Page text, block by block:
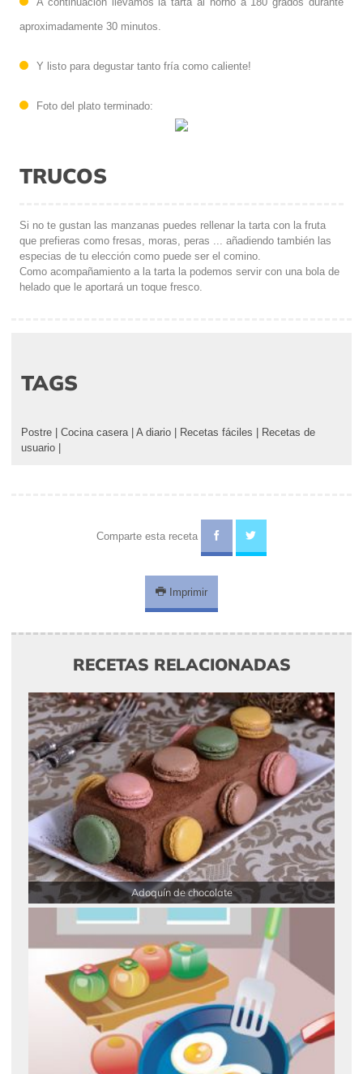
aproximadamente 30 minutos.
Y listo para degustar tanto fría como caliente!
Foto del plato terminado:
TRUCOS
Si no te gustan las manzanas puedes rellenar la tarta con la fruta
que prefieras como fresas, moras, peras ... añadiendo también las
especias de tu elección como puede ser el comino.
Como acompañamiento a la tarta la podemos servir con una bola de
helado que le aportará un toque fresco.
TAGS
Postre | Cocina casera | A diario | Recetas fáciles | Recetas de
usuario |
Comparte esta receta
Imprimir
RECETAS RELACIONADAS
Adoquín de chocolate